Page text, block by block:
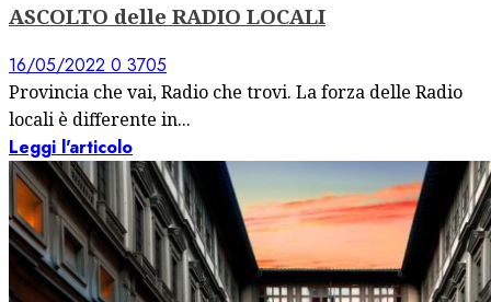
ASCOLTO delle RADIO LOCALI
16/05/2022 0 3705
Provincia che vai, Radio che trovi. La forza delle Radio
locali è differente in...
Leggi l'articolo